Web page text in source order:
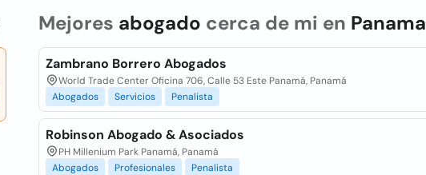
Mejores abogado cerca de mi en Panama
Zambrano Borrero Abogados
World Trade Center Oficina 706, Calle 53 Este Panamá, Panamá
Abogados
Servicios Penalista
Robinson Abogado & Asociados
PH Millenium Park Panamá, Panamá
Abogados
Profesionales Penalista